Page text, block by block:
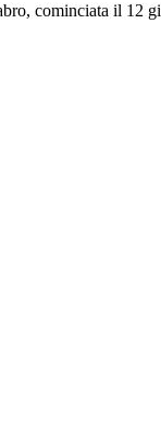
cominciata il 12